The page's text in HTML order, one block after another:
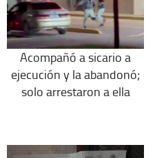
Acompañó a sicario a
ejecución y la abandonó;
solo arrestaron a ella